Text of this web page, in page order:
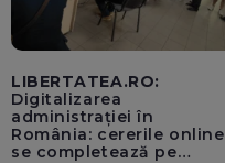
LIBERTATEA.RO:
Digitalizarea
administrației în
România: cererile online
se completează pe